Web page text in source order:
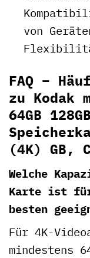
von
FAQ –
zu Kodak
64GB
(4K) GB,
Welche
Karte ist für
besten
Für 4K-
mindestens